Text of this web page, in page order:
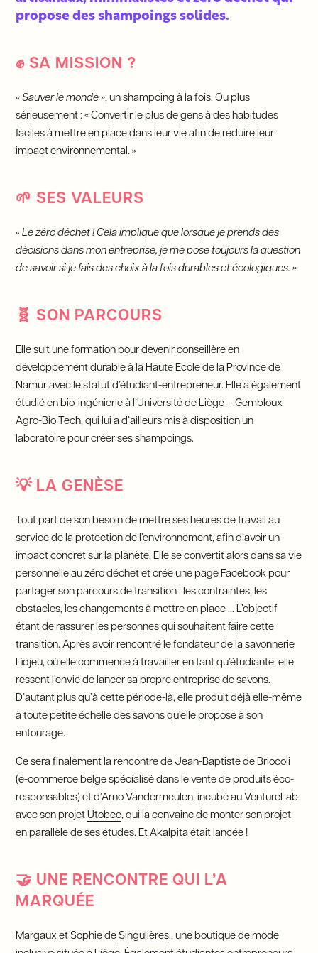
propose des shampoings solides.
✊ SA MISSION ?
« Sauver le monde », un shampoing à la fois. Ou plus
sérieusement : « Convertir le plus de gens à des habitudes
faciles à mettre en place dans leur vie afin de réduire leur
impact environnemental. »
🌱 SES VALEURS
« Le zéro déchet ! Cela implique que lorsque je prends des
décisions dans mon entreprise, je me pose toujours la question
de savoir si je fais des choix à la fois durables et écologiques. »
🧬 SON PARCOURS
Elle suit une formation pour devenir conseillère en
développement durable à la Haute Ecole de la Province de
Namur avec le statut d’étudiant-entrepreneur. Elle a également
étudié en bio-ingénierie à l’Université de Liège – Gembloux
Agro-Bio Tech, qui lui a d’ailleurs mis à disposition un
laboratoire pour créer ses shampoings.
💡 LA GENÈSE
Tout part de son besoin de mettre ses heures de travail au
service de la protection de l’environnement, afin d’avoir un
impact concret sur la planète. Elle se convertit alors dans sa vie
personnelle au zéro déchet et crée une page Facebook pour
partager son parcours de transition : les contraintes, les
obstacles, les changements à mettre en place … L’objectif
étant de rassurer les personnes qui souhaitent faire cette
transition. Après avoir rencontré le fondateur de la savonnerie
Lîdjeu, où elle commence à travailler en tant qu’étudiante, elle
ressent l’envie de lancer sa propre entreprise de savons.
D’autant plus qu’à cette période-là, elle produit déjà elle-même
à toute petite échelle des savons qu’elle propose à son
entourage.
Ce sera finalement la rencontre de Jean-Baptiste de Briocoli
(e-commerce belge spécialisé dans le vente de produits éco-
responsables) et d’Arno Vandermeulen, incubé au VentureLab
avec son projetUtobee, qui la convainc de monter son projet
en parallèle de ses études. Et Akalpita était lancée !
🤝 UNE RENCONTRE QUI L’A
MARQUÉE
Margaux et Sophie deSingulières., une boutique de mode